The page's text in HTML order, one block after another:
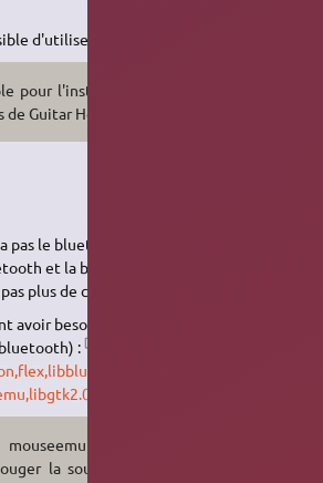
d'utiliser sa guitare Wii par bluetooth.
pour l'instant que
Guitar Hero III.
pas le bluetooth intégré, il va falloir
et la brancher simplement.
plus de configuration de ce côté là.
avoir besoin de ces librairies
:
dev
peut
la souris tout